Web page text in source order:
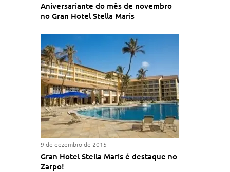
Aniversariante do mês de novembro
no Gran Hotel Stella Maris
9 de dezembro de 2015
Gran Hotel Stella Maris é destaque no
Zarpo!